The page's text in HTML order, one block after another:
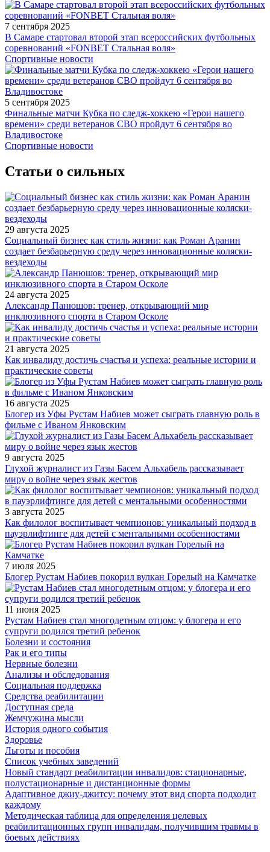
7 сентября 2025
В Самаре стартовал второй этап всероссийских футбольных
соревнований «FONBET Стальная воля»
Спортивные новости
5 сентября 2025
Финальные матчи Кубка по следж-хоккею «Герои нашего
времени» среди ветеранов СВО пройдут 6 сентября во
Владивостоке
Спортивные новости
Статьи о сильных
29 августа 2025
Социальный бизнес как стиль жизни: как Роман Аранин
создает безбарьерную среду через инновационные коляски-
вездеходы
24 августа 2025
Александр Панюшов: тренер, открывающий мир
инклюзивного спорта в Старом Осколе
21 августа 2025
Как инвалиду достичь счастья и успеха: реальные истории и
практические советы
16 августа 2025
Блогер из Уфы Рустам Набиев может сыграть главную роль в
фильме с Иваном Янковским
9 августа 2025
Глухой журналист из Газы Басем Альхабель рассказывает
миру о войне через язык жестов
3 августа 2025
Как филолог воспитывает чемпионов: уникальный подход в
пауэрлифтинге для детей с ментальными особенностями
7 июля 2025
Блогер Рустам Набиев покорил вулкан Горелый на Камчатке
11 июня 2025
Рустам Набиев стал многодетным отцом: у блогера и его
супруги родился третий ребенок
Болезни и состояния
Рак и его типы
Нервные болезни
Анализы и обследования
Социальная поддержка
Средства реабилитации
Доступная среда
Жемчужина мысли
История одного события
Здоровье
Льготы и пособия
Список учебных заведений
Новый стандарт реабилитации инвалидов: стационарные,
полустационарные и дистанционные формы
Адаптивное джиу-джитсу: почему этот вид спорта подходит
каждому
Методическая таблица для определения целевых
реабилитационных групп инвалидам, получившим травмы в
боевых действиях